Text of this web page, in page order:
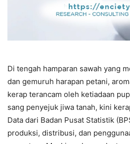
Di tengah hamparan sawah yang
dan gemuruh harapan petani,
kerap terancam oleh ketiadaan
sang penyejuk jiwa tanah, kini
Data dari Badan Pusat Statistik
produksi, distribusi, dan